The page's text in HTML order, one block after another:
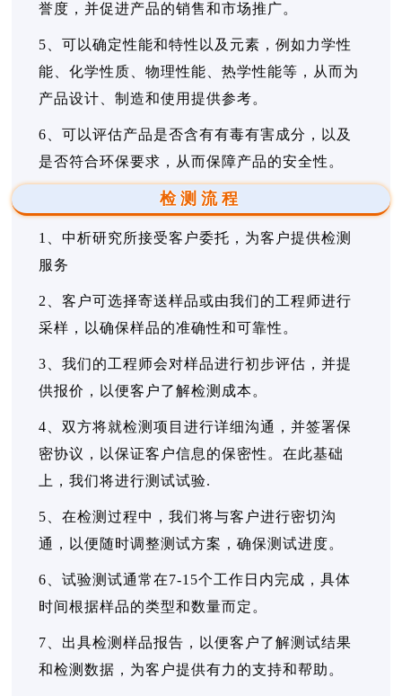
誉度，并促进产品的销售和市场推广。
5、可以确定性能和特性以及元素，例如力学性
能、化学性质、物理性能、热学性能等，从而为
产品设计、制造和使用提供参考。
6、可以评估产品是否含有有毒有害成分，以及
是否符合环保要求，从而保障产品的安全性。
检测流程
1、中析研究所接受客户委托，为客户提供检测
服务
2、客户可选择寄送样品或由我们的工程师进行
采样，以确保样品的准确性和可靠性。
3、我们的工程师会对样品进行初步评估，并提
供报价，以便客户了解检测成本。
4、双方将就检测项目进行详细沟通，并签署保
密协议，以保证客户信息的保密性。在此基础
上，我们将进行测试试验.
5、在检测过程中，我们将与客户进行密切沟
通，以便随时调整测试方案，确保测试进度。
6、试验测试通常在7-15个工作日内完成，具体
时间根据样品的类型和数量而定。
7、出具检测样品报告，以便客户了解测试结果
和检测数据，为客户提供有力的支持和帮助。